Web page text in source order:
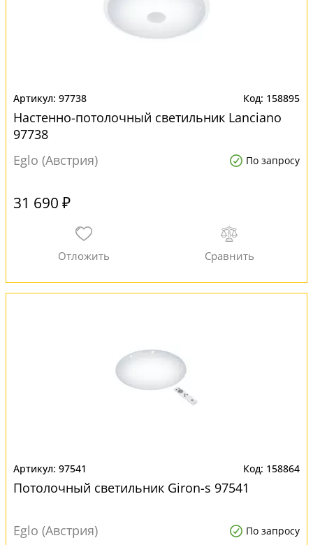
97738 158895
Настенно-потолочный светильник Lanciano
97738
Eglo (Австрия)
По запросу
31 690 ₽
97541 158864
Потолочный светильник Giron-s 97541
Eglo (Австрия) По запросу